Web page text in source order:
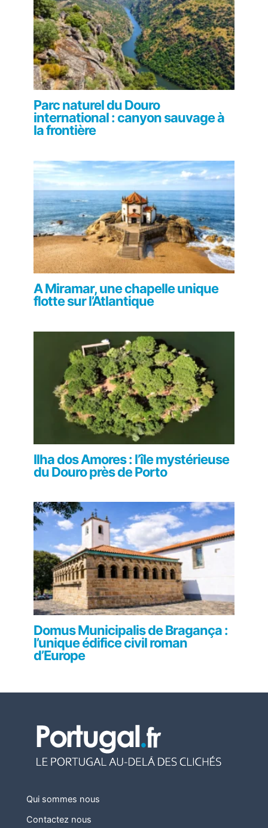
Parc naturel du Douro
international : canyon sauvage à
la frontière
A Miramar, une chapelle unique
flotte sur l’Atlantique
Ilha dos Amores : l’île mystérieuse
du Douro près de Porto
Domus Municipalis de Bragança :
l’unique édifice civil roman
d’Europe
Qui sommes nous
Contactez nous